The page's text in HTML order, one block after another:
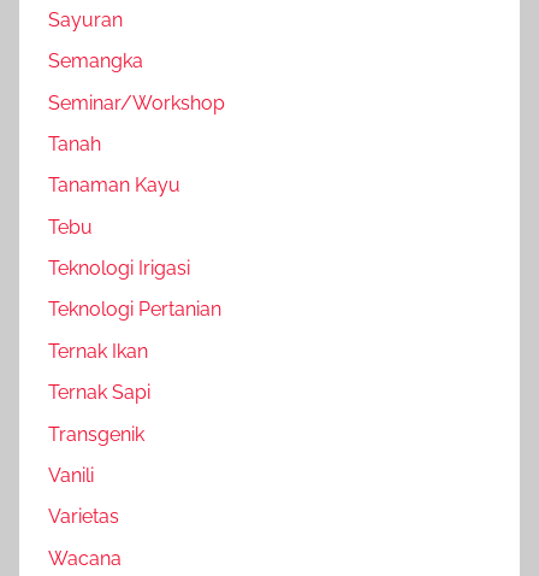
Sayuran
Semangka
Seminar/Workshop
Tanah
Tanaman Kayu
Tebu
Teknologi Irigasi
Teknologi Pertanian
Ternak Ikan
Ternak Sapi
Transgenik
Vanili
Varietas
Wacana